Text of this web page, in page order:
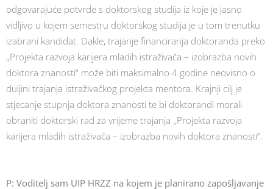
odgovarajuće potvrde s doktorskog studija iz koje je jasno
vidljivo u kojem semestru doktorskog studija je u tom trenutku
izabrani kandidat. Dakle, trajanje financiranja doktoranda preko
„Projekta razvoja karijera mladih istraživača – izobrazba novih
doktora znanosti“ može biti maksimalno 4 godine neovisno o
duljini trajanja istraživačkog projekta mentora. Krajnji cilj je
stjecanje stupnja doktora znanosti te bi doktorandi morali
obraniti doktorski rad za vrijeme trajanja „Projekta razvoja
karijera mladih istraživača – izobrazba novih doktora znanosti“.
P: Voditelj sam UIP HRZZ na kojem je planirano zapošljavanje